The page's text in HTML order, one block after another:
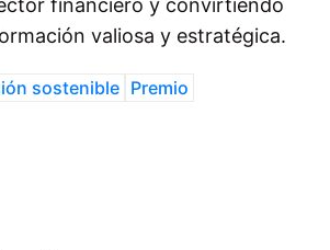
financiero y convirtiendo
valiosa y estratégica.
sostenible Premio